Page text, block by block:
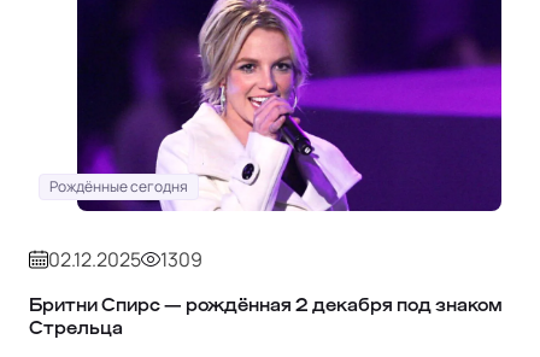
Рождённые сегодня
02.12.2025 1309
Бритни Спирс — рождённая 2 декабря под знаком
Стрельца